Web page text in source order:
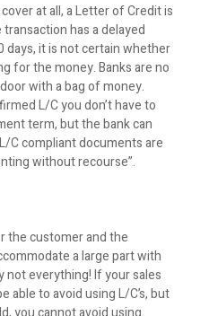
at all, a Letter of Credit is
has a delayed
days, it is not certain whether
for the money. Banks are no
with a bag of money.
L/C you don’t have to
term, but the bank can
C compliant documents are
without recourse”.
the customer and the
a large part with
not everything! If your sales
able to avoid using L/C’s, but